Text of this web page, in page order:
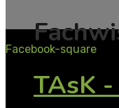
TAsK
Facebook-square